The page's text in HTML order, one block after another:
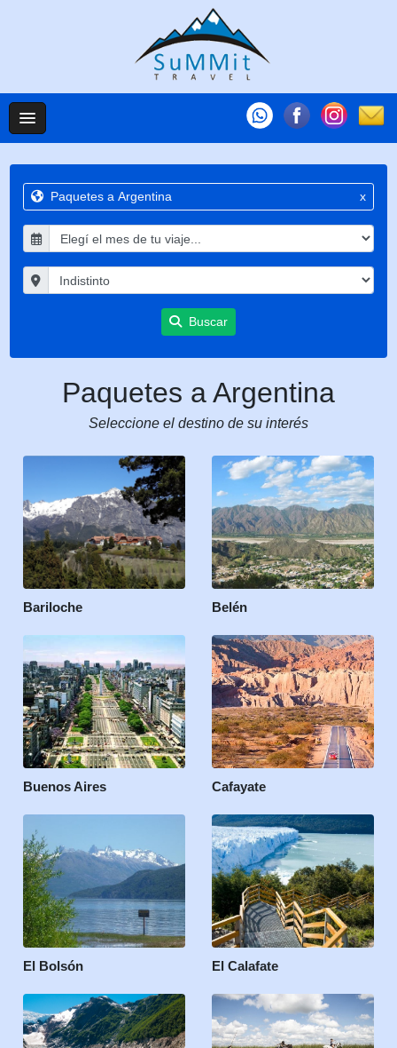
Paquetes a Argentina x
Buscar
Paquetes a Argentina
Seleccione el destino de su interés
Bariloche Belén
Buenos Aires Cafayate
El Bolsón El Calafate